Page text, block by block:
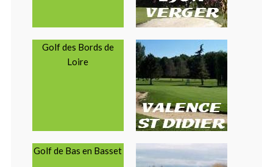
Golf des Bords de
Loire
Golf de Bas en Basset